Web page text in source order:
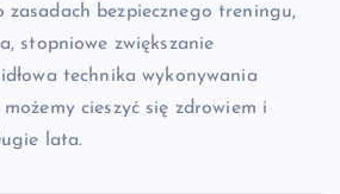
zasadach bezpiecznego treningu,
stopniowe zwiększanie
technika wykonywania
cieszyć się zdrowiem i
lata.